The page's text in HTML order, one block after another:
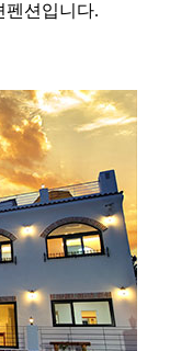
펜션입니다.